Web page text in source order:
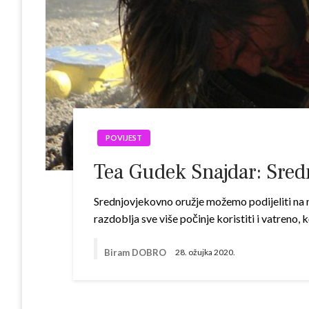
POVIJEST
Tea Gudek Snajdar:
Srednjovjekovno oružje možemo podijeliti na
razdoblja sve više počinje koristiti i vatreno,
Biram DOBRO 28. ožujka 2020.